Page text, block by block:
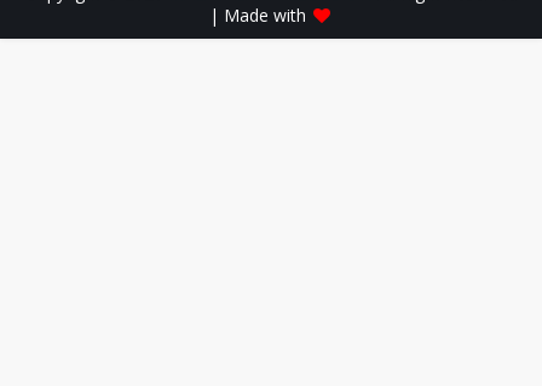
| Made with